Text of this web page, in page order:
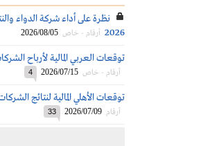
نظرة على أداء شركة الدواء
2026 أرقام - خاص 2026/08/05
توقعات العربي المالية لأرباح الشركات
أرقام - خاص 2026/07/15
4
توقعات الأهلي المالية لنتائج الشركات
أرقام 2026/07/09
33